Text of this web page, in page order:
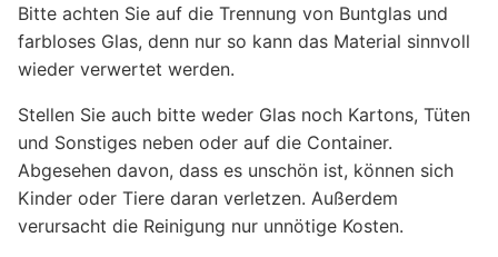
Bitte achten Sie auf die Trennung von Buntglas und
farbloses Glas, denn nur so kann das Material sinnvoll
wieder verwertet werden.
Stellen Sie auch bitte weder Glas noch Kartons, Tüten
und Sonstiges neben oder auf die Container.
Abgesehen davon, dass es unschön ist, können sich
Kinder oder Tiere daran verletzen. Außerdem
verursacht die Reinigung nur unnötige Kosten.